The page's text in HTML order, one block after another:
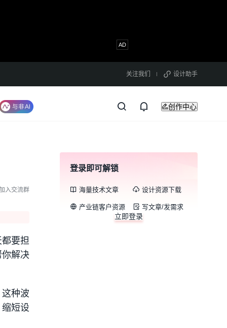
关注我们 设计助手
创作中心
入交流群
要担
你解决
种波
短设
登录即可解锁
海量技术文章 设计资源下载
产业链客户资源 写文章/发需求
立即登录